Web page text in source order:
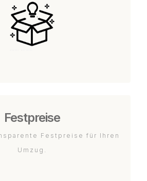
Festpreise
Festpreise für Ihren
Umzug.